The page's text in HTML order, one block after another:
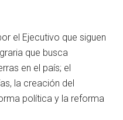
el Ejecutivo que siguen
que busca
en el país; el
la creación del
política y la reforma